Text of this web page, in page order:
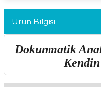
Ürün Bilgisi
Dokunmatik